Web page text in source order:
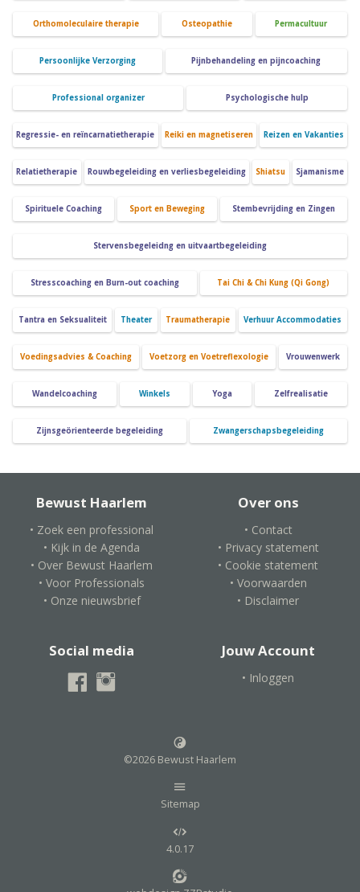
Orthomoleculaire therapie Osteopathie Permacultuur
Persoonlijke Verzorging Pijnbehandeling en pijncoaching
Professional organizer Psychologische hulp
Regressie- en reïncarnatietherapie Reiki en magnetiseren Reizen en Vakanties
Relatietherapie Rouwbegeleiding en verliesbegeleiding Shiatsu Sjamanisme
Spirituele Coaching Sport en Beweging Stembevrijding en Zingen
Stervensbegeleidng en uitvaartbegeleiding
Stresscoaching en Burn-out coaching Tai Chi & Chi Kung (Qi Gong)
Tantra en Seksualiteit Theater Traumatherapie Verhuur Accommodaties
Voedingsadvies & Coaching Voetzorg en Voetreflexologie Vrouwenwerk
Wandelcoaching Winkels Yoga Zelfrealisatie
Zijnsgeörienteerde begeleiding Zwangerschapsbegeleiding
Bewust Haarlem
• Zoek een professional
• Kijk in de Agenda
• Over Bewust Haarlem
• Voor Professionals
• Onze nieuwsbrief
Over ons
• Contact
• Privacy statement
• Cookie statement
• Voorwaarden
• Disclaimer
Social media Jouw Account
• Inloggen
©2026 Bewust Haarlem
Sitemap
4.0.17